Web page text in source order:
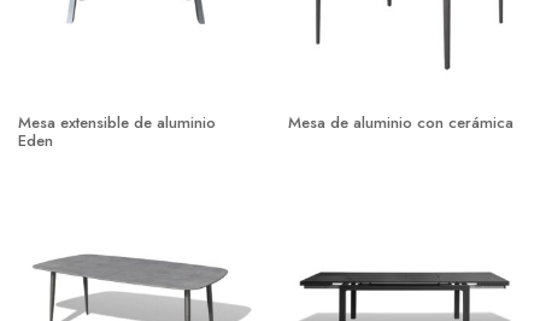
Mesa extensible de aluminio
Eden
Mesa de aluminio con cerámica